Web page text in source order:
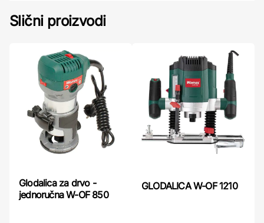
Slični proizvodi
Glodalica za drvo -
jednoručna W-OF 850
GLODALICA W-OF 1210